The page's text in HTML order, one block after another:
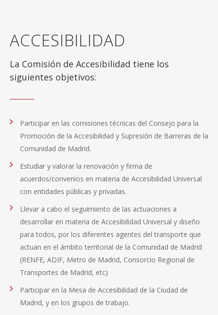
ACCESIBILIDAD
La Comisión de Accesibilidad tiene los
siguientes objetivos:
Participar en las comisiones técnicas del Consejo para la
Promoción de la Accesibilidad y Supresión de Barreras de la
Comunidad de Madrid.
Estudiar y valorar la renovación y firma de
acuerdos/convenios en materia de Accesibilidad Universal
con entidades públicas y privadas.
Llevar a cabo el seguimiento de las actuaciones a
desarrollar en materia de Accesibilidad Universal y diseño
para todos, por los diferentes agentes del transporte que
actuan en el ámbito territorial de la Comunidad de Madrid
(RENFE, ADIF, Metro de Madrid, Consorcio Regional de
Transportes de Madrid, etc)
Participar en la Mesa de Accesibilidad de la Ciudad de
Madrid, y en los grupos de trabajo.